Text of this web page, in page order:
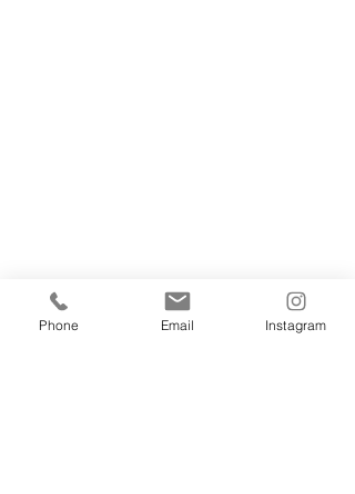
Phone Email Instagram